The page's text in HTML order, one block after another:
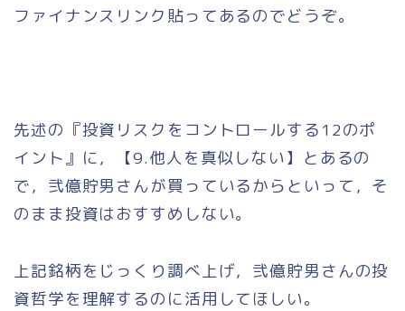
ファイナンスリンク貼ってあるのでどうぞ。
先述の『投資リスクをコントロールする12のポ
イント』に，【9.他人を真似しない】とあるの
で，弐億貯男さんが買っているからといって，そ
のまま投資はおすすめしない。
上記銘柄をじっくり調べ上げ，弐億貯男さんの投
資哲学を理解するのに活用してほしい。